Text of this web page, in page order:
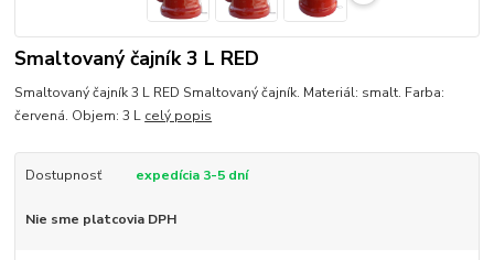
Smaltovaný čajník 3 L RED
Smaltovaný čajník 3 L RED Smaltovaný čajník. Materiál: smalt. Farba:
červená. Objem: 3 L celý popis
Dostupnosť expedícia 3-5 dní
Nie sme platcovia DPH